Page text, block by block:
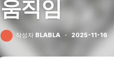
움직임
작성자 BLABLA · 2025-11-16